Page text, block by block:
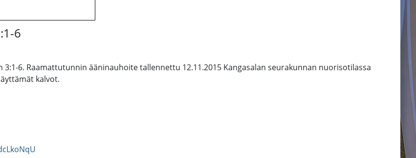
6
6. Raamattutunnin ääninauhoite tallennettu 12.11.2015 Kangasalan seurakunnan nuorisotilassa
kalvot.